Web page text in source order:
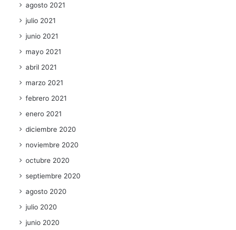
agosto 2021
julio 2021
junio 2021
mayo 2021
abril 2021
marzo 2021
febrero 2021
enero 2021
diciembre 2020
noviembre 2020
octubre 2020
septiembre 2020
agosto 2020
julio 2020
junio 2020